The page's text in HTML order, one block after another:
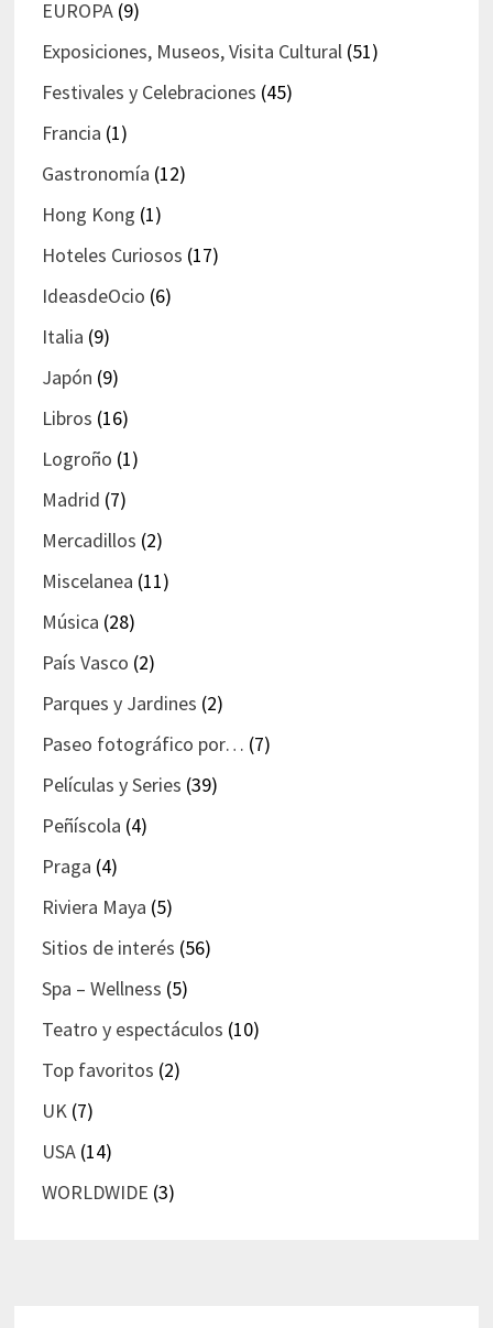
EUROPA(9)
Exposiciones, Museos, Visita Cultural(51)
Festivales y Celebraciones (45)
Francia (1)
Gastronomía (12)
Hong Kong (1)
Hoteles Curiosos (17)
IdeasdeOcio (6)
Italia (9)
Japón (9)
Libros (16)
Logroño (1)
Madrid (7)
Mercadillos (2)
Miscelanea (11)
Música (28)
País Vasco (2)
Parques y Jardines (2)
Paseo fotográfico por… (7)
Películas y Series (39)
Peñíscola (4)
Praga (4)
Riviera Maya (5)
Sitios de interés (56)
Spa – Wellness (5)
Teatro y espectáculos (10)
Top favoritos (2)
UK(7)
USA(14)
WORLDWIDE (3)